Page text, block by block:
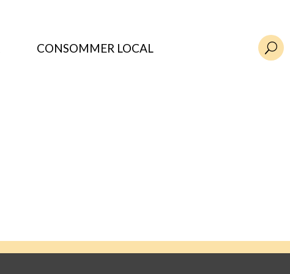
CONSOMMER LOCAL U